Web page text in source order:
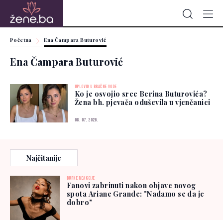
Početna Ena Čampara Buturović
Ena Čampara Buturović
UPLOVIO U BRAČNE VODE
Ko je osvojio srce Berina Buturovića?
Žena bh. pjevača oduševila u vjenčanici
08. 07. 2026.
Najčitanije
BURNE REAKCIJE
Fanovi zabrinuti nakon objave novog
spota Ariane Grande: "Nadamo se da je
dobro"